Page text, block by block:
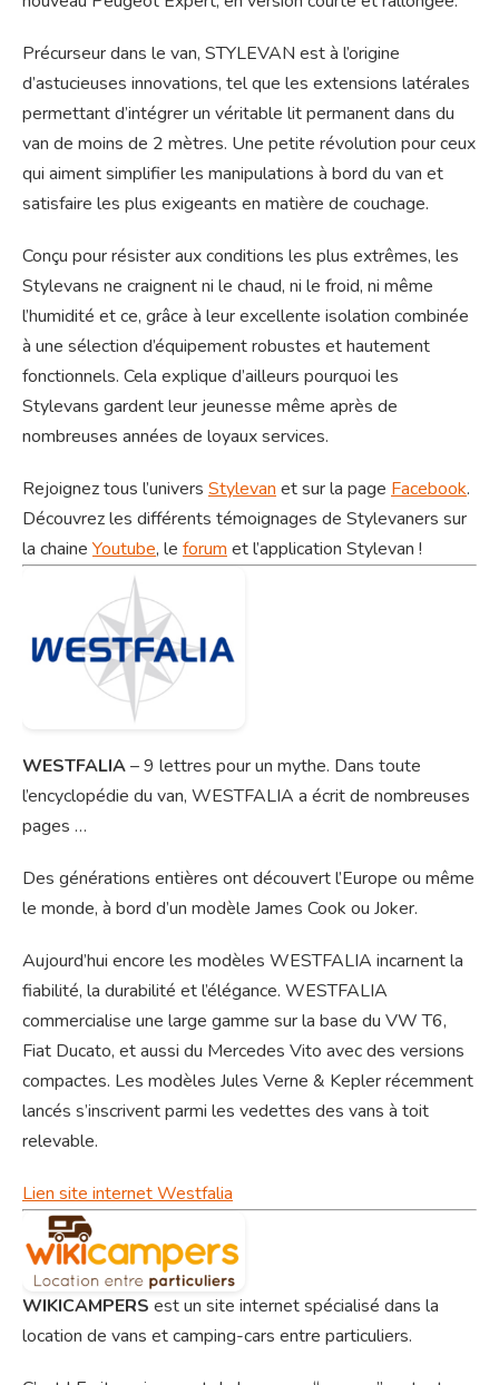
Précurseur dans le van, STYLEVAN est à l’origine
d’astucieuses innovations, tel que les extensions latérales
permettant d’intégrer un véritable lit permanent dans du
van de moins de 2 mètres. Une petite révolution pour ceux
qui aiment simplifier les manipulations à bord du van et
satisfaire les plus exigeants en matière de couchage.
Conçu pour résister aux conditions les plus extrêmes, les
Stylevans ne craignent ni le chaud, ni le froid, ni même
l’humidité et ce, grâce à leur excellente isolation combinée
à une sélection d’équipement robustes et hautement
fonctionnels. Cela explique d’ailleurs pourquoi les
Stylevans gardent leur jeunesse même après de
nombreuses années de loyaux services.
Rejoignez tous l’univers Stylevan et sur la page Facebook.
Découvrez les différents témoignages de Stylevaners sur
la chaine Youtube, le forum et l’application Stylevan !
WESTFALIA– 9 lettres pour un mythe. Dans toute
l’encyclopédie du van, WESTFALIA a écrit de nombreuses
pages …
Des générations entières ont découvert l’Europe ou même
le monde, à bord d’un modèle James Cook ou Joker.
Aujourd’hui encore les modèles WESTFALIA incarnent la
fiabilité, la durabilité et l’élégance. WESTFALIA
commercialise une large gamme sur la base du VW T6,
Fiat Ducato, et aussi du Mercedes Vito avec des versions
compactes. Les modèles Jules Verne & Kepler récemment
lancés s’inscrivent parmi les vedettes des vans à toit
relevable.
Lien site internet Westfalia
WIKICAMPERS est un site internet spécialisé dans la
location de vans et camping-cars entre particuliers.